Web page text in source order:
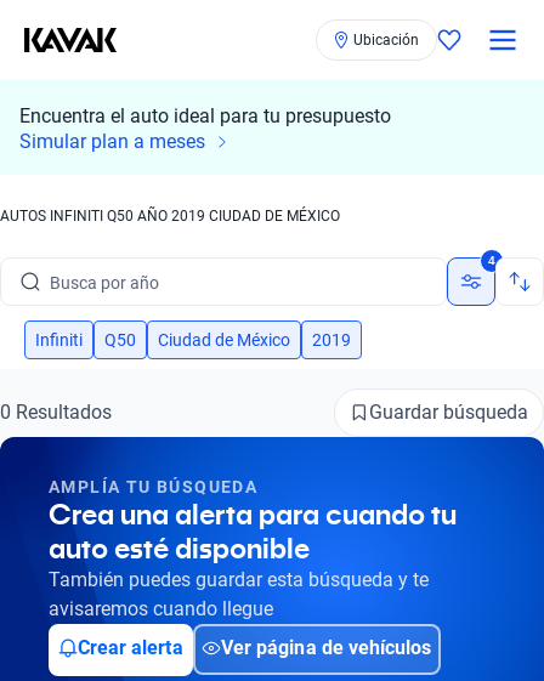
Ubicación
Encuentra el auto ideal para tu presupuesto
Simular plan a meses
AUTOS INFINITI Q50 AÑO 2019 CIUDAD DE MÉXICO
Busca por marca
Busca por versión
Busca por año
Busca por marca
Busca por versión
Busca por año
4
Infiniti Q50 Ciudad de México 2019
0 Resultados Guardar búsqueda
AMPLÍA TU BÚSQUEDA
Crea una alerta para cuando tu
auto esté disponible
También puedes guardar esta búsqueda y te
avisaremos cuando llegue
Crear alerta
Ver página de vehículos